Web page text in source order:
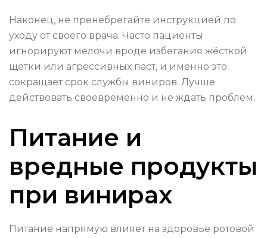
Наконец, не пренебрегайте инструкцией по
уходу от своего врача. Часто пациенты
игнорируют мелочи вроде избегания жёсткой
щётки или агрессивных паст, и именно это
сокращает срок службы виниров. Лучше
действовать своевременно и не ждать проблем.
Питание и
вредные продукты
при винирах
Питание напрямую влияет на здоровье ротовой